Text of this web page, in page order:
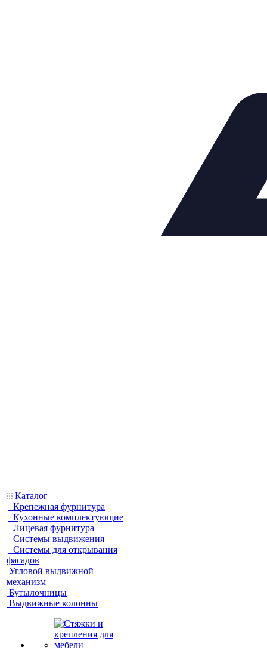
Каталог
Крепежная фурнитура
Кухонные комплектующие
Лицевая фурнитура
Системы выдвижения
Системы для открывания
фасадов
Угловой выдвижной
механизм
Бутылочницы
Выдвижные колонны